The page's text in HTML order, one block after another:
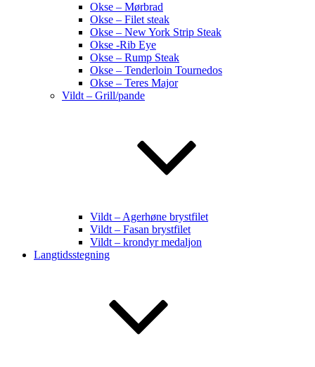
Okse – Mørbrad
Okse – Filet steak
Okse – New York Strip Steak
Okse -Rib Eye
Okse – Rump Steak
Okse – Tenderloin Tournedos
Okse – Teres Major
Vildt – Grill/pande
Vildt – Agerhøne brystfilet
Vildt – Fasan brystfilet
Vildt – krondyr medaljon
Langtidsstegning